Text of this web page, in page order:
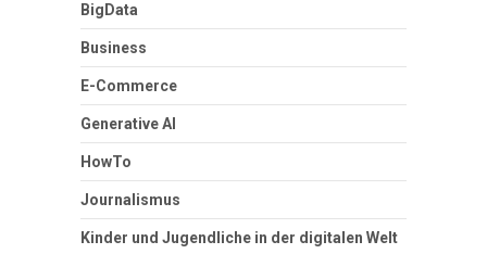
BigData
Business
E-Commerce
Generative AI
HowTo
Journalismus
Kinder und Jugendliche in der digitalen Welt